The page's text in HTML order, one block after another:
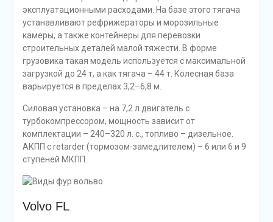
эксплуатационными расходами. На базе этого тягача
устанавливают рефрижераторы и морозильные
камеры, а также контейнеры для перевозки
строительных деталей малой тяжести. В форме
грузовика такая модель используется с максимальной
загрузкой до 24 т, а как тягача – 44 т. Колесная база
варьируется в пределах 3,2–6,8 м.
Силовая установка – на 7,2 л двигатель с
турбокомпрессором, мощность зависит от
комплектации – 240–320 л. с., топливо – дизельное.
АКПП с retarder (тормозом-замедлителем) – 6 или 6 и 9
ступеней МКПП.
Volvo FL